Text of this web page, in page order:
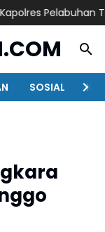
Pelabuhan
SOSIAL